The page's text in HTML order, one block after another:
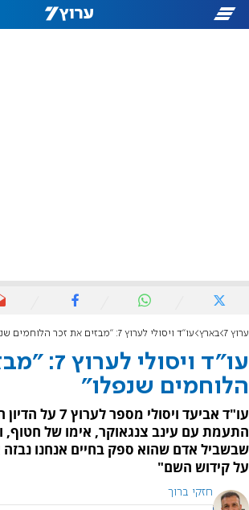
ערוץ 7 בארץ עו"ד ויסולי לערוץ 7: "מבזים את זכר הלוחמים שנפלו"
עו"ד
הלוחמים שנפלו"
עו"ד אביעד ויסולי
התעמת עם עינב צנגאוקר, אימו של חטוף,
שבשביל אדם שהוא ספק בחיים אנחנו
על קידוש השם"
חזקי ברוך